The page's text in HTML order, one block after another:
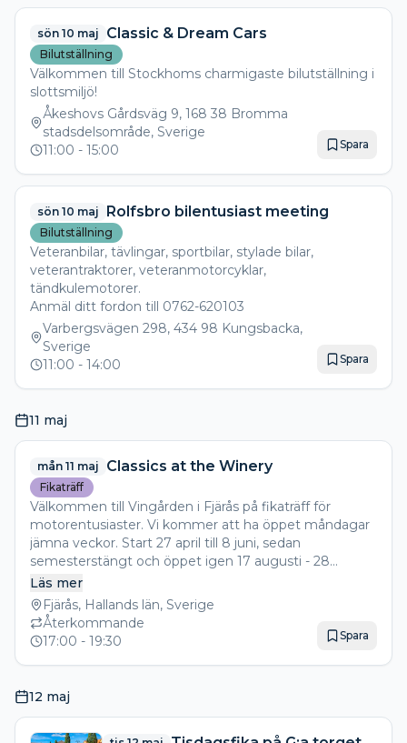
sön 10 maj Classic & Dream Cars
Bilutställning
Välkommen till Stockhoms charmigaste bilutställning i
slottsmiljö!
Åkeshovs Gårdsväg 9, 168 38 Bromma
stadsdelsområde, Sverige
11:00 - 15:00 Spara
sön 10 maj Rolfsbro bilentusiast meeting
Bilutställning
Veteranbilar, tävlingar, sportbilar, stylade bilar,
veterantraktorer, veteranmotorcyklar,
tändkulemotorer.
Anmäl ditt fordon till 0762-620103
Varbergsvägen 298, 434 98 Kungsbacka,
Sverige
11:00 - 14:00 Spara
11 maj
mån 11 maj Classics at the Winery
Fikaträff
Välkommen till Vingården i Fjärås på fikaträff för
motorentusiaster. Vi kommer att ha öppet måndagar
jämna veckor. Start 27 april till 8 juni, sedan
semesterstängt och öppet igen 17 augusti - 28
Läs mer
Fjärås, Hallands län, Sverige
Återkommande
17:00 - 19:30 Spara
12 maj